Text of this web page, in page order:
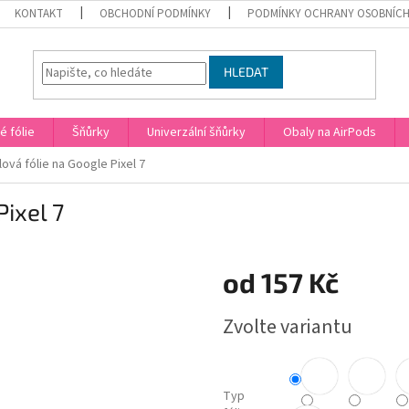
KONTAKT OBCHODNÍ PODMÍNKY PODMÍNKY OCHRANY OSOBNÍCH
HLEDAT
fólie Šňůrky Univerzální šňůrky Obaly na AirPods
fólie na Google Pixel 7
7
od 157 Kč
cena:
Zvolte variantu
Typ